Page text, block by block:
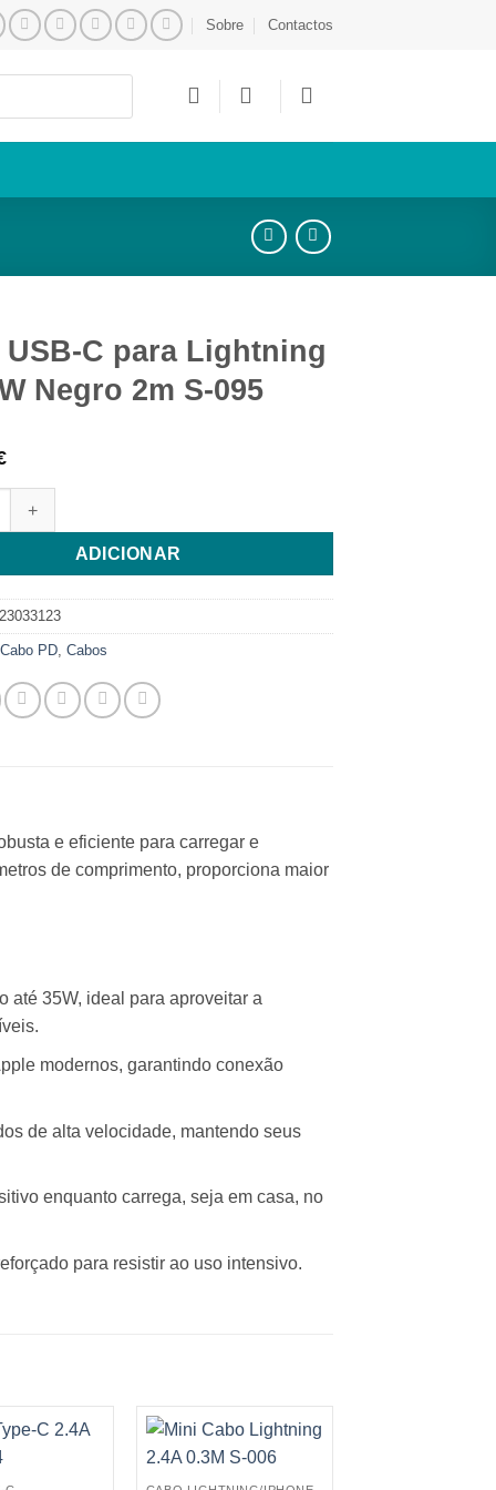
Sobre Contactos
USB-C para Lightning
Negro 2m S-095
de Cabo USB-C para Lightning PD35W Negro 2m S-095
ADICIONAR
Cabo PD ,Cabos
e eficiente para carregar e
de comprimento, proporciona maior
até 35W, ideal para aproveitar a
modernos, garantindo conexão
de alta velocidade, mantendo seus
enquanto carrega, seja em casa, no
para resistir ao uso intensivo.